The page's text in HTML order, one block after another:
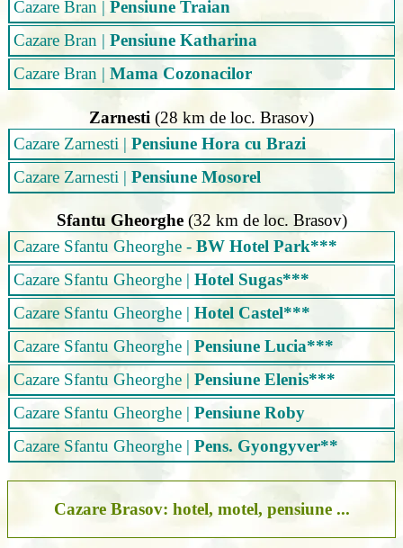
Cazare Bran | Pensiune Traian
Cazare Bran | Pensiune Katharina
Cazare Bran | Mama Cozonacilor
Zarnesti (28 km de loc. Brasov)
Cazare Zarnesti | Pensiune Hora cu Brazi
Cazare Zarnesti | Pensiune Mosorel
Sfantu Gheorghe (32 km de loc. Brasov)
Cazare Sfantu Gheorghe - BW Hotel Park***
Cazare Sfantu Gheorghe | Hotel Sugas***
Cazare Sfantu Gheorghe | Hotel Castel***
Cazare Sfantu Gheorghe | Pensiune Lucia***
Cazare Sfantu Gheorghe | Pensiune Elenis***
Cazare Sfantu Gheorghe | Pensiune Roby
Cazare Sfantu Gheorghe | Pens. Gyongyver**
Cazare Brasov: hotel, motel, pensiune ...